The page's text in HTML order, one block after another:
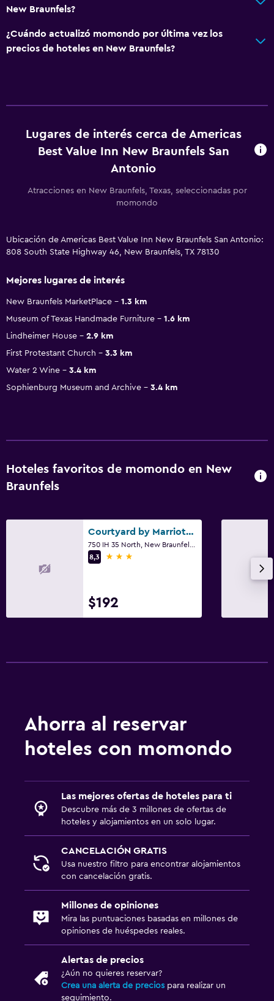
New Braunfels?
¿Cuándo actualizó momondo por última vez los
precios de hoteles en New Braunfels?
Lugares de interés cerca de Americas
Best Value Inn New Braunfels San
Antonio
Atracciones en New Braunfels, Texas, seleccionadas por
momondo
Ubicación de Americas Best Value Inn New Braunfels San Antonio:
808 South State Highway 46, New Braunfels, TX 78130
Mejores lugares de interés
New Braunfels MarketPlace
1.3 km
Museum of Texas Handmade Furniture
1.6 km
Lindheimer House
2.9 km
First Protestant Church
3.3 km
Water 2 Wine
3.4 km
Sophienburg Museum and Archive
3.4 km
Hoteles favoritos de momondo en New
Braunfels
Courtyard by Marriott New Braunfels River Village
8,3
3 estrellas
$192
Ahorra al reservar
hoteles con momondo
Las mejores ofertas de hoteles para ti
Descubre más de 3 millones de ofertas de
hoteles y alojamientos en un solo lugar.
CANCELACIÓN GRATIS
Usa nuestro filtro para encontrar alojamientos
con cancelación gratis.
Millones de opiniones
Mira las puntuaciones basadas en millones de
opiniones de huéspedes reales.
Alertas de precios
¿Aún no quieres reservar?
Crea una alerta de precios para realizar un
seguimiento.